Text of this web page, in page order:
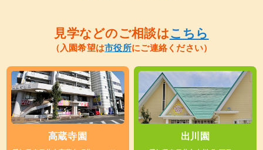
見学などのご相談はこちら
（入園希望は市役所にご連絡ください）
高蔵寺園 出川園